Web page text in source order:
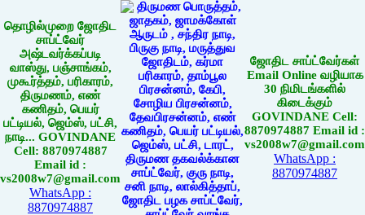
தொழில்முறை ஜோதிட
சாப்ட்வேர்
அஷ்டவர்க்கப்படி
வாஸ்து, பஞ்சாங்கம்,
முகூர்த்தம், பரிகாரம்,
திருமணம், எண்
கணிதம், பெயர்
பட்டியல், ஜெம்ஸ், பட்சி,
நாடி... GOVINDANE
Cell: 8870974887
Email id :
vs2008w7@gmail.com
WhatsApp :
8870974887
ஜோதிட சாப்ட்வேர்கள்
Email Online வழியாக
30 நிமிடங்களில்
கிடைக்கும்
GOVINDANE Cell:
8870974887 Email id :
vs2008w7@gmail.com
WhatsApp :
8870974887